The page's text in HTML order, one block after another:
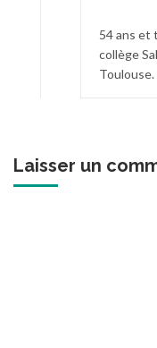
54 ans et
collège
Toulouse.
Laisser un